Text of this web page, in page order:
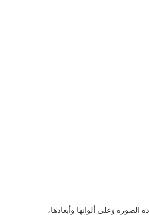
الصورة وعلى ألوانها وأبعادها،